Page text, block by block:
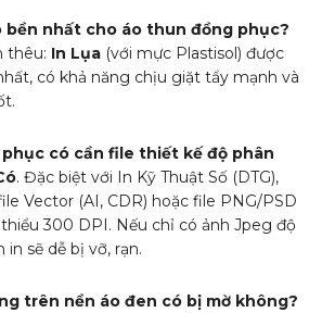
bền nhất cho áo thun đồng phục?
thêu: In Lụa (với mực Plastisol) được
có khả năng chịu giặt tẩy mạnh và
có cần file thiết kế độ phân
. Đặc biệt với In Kỹ Thuật Số (DTG),
Vector (AI, CDR) hoặc file PNG/PSD
300 DPI. Nếu chỉ có ảnh Jpeg độ
in sẽ dễ bị vỡ, rạn.
trên nền áo đen có bị mờ không?